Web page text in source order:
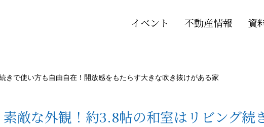
イベント 不動産情報 資
で使い方も自由自在！開放感をもたらす大きな吹き抜けがある家
敵な外観！約3.8帖の和室はリビング続